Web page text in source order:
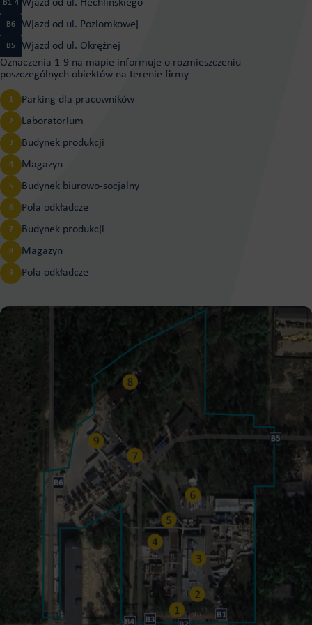
Kap. zak.: 3 000 000 PLN
BDO 000004579
Tel.:
KRS: 0000269659
Kap. zak.: 3 000 000 PLN
BDO 000004579
Tel.:
B1-4 Wjazd od ul. Hechlińskiego
B6 Wjazd od ul. Poziomkowej
B5
Wjazd od ul. Okrężnej
Oznaczenia 1-9 na mapie informuje o rozmieszczeniu
poszczególnych obiektów na terenie firmy
1 Parking dla pracowników
2 Laboratorium
3 Budynek produkcji
4 Magazyn
5 Budynek biurowo-socjalny
6 Pola odkładcze
7 Budynek produkcji
8 Magazyn
9 Pola odkładcze